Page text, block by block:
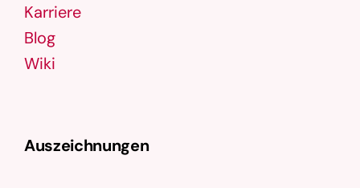
Karriere
Blog
Wiki
Auszeichnungen